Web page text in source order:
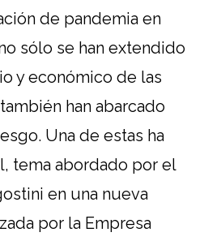
de pandemia en
sólo se han extendido
y económico de las
han abarcado
Una de estas ha
tema abordado por el
en una nueva
por la Empresa